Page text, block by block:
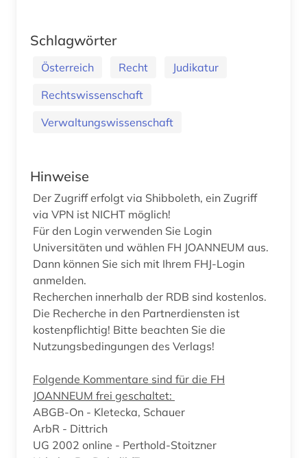
Schlagwörter
Österreich Recht
Judikatur
Rechtswissenschaft
Verwaltungswissenschaft
Hinweise
Der Zugriff erfolgt via Shibboleth, ein Zugriff
via VPN ist NICHT möglich!
Für den Login verwenden Sie Login
Universitäten und wählen FH JOANNEUM aus.
Dann können Sie sich mit Ihrem FHJ-Login
anmelden.
Recherchen innerhalb der RDB sind kostenlos.
Die Recherche in den Partnerdiensten ist
kostenpflichtig! Bitte beachten Sie die
Nutzungsbedingungen des Verlags!
Folgende Kommentare sind für die FH
JOANNEUM frei geschaltet:
ABGB-On - Kletecka, Schauer
ArbR - Dittrich
UG 2002 online - Perthold-Stoitzner